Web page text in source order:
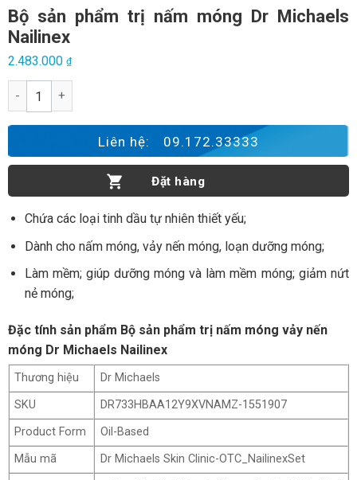
Bộ sản phẩm trị nấm móng Dr Michaels
Nailinex
2.483.000 ₫
Liên hệ: 09.172.33333
Đặt hàng
Chứa các loại tinh dầu tự nhiên thiết yếu;
Dành cho nấm móng, vảy nến móng, loạn dưỡng móng;
Làm mềm; giúp dưỡng móng và làm mềm móng; giảm nứt
nẻ móng;
Đặc tính sản phẩm Bộ sản phẩm trị nấm móng vảy nến
móng Dr Michaels Nailinex
Thương hiệu
Dr Michaels
SKU
DR733HBAA12Y9XVNAMZ-1551907
Product Form
Oil-Based
Mẫu mã
Dr Michaels Skin Clinic-OTC_NailinexSet